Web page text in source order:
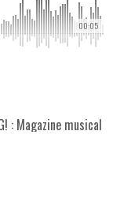
00:05
: Magazine